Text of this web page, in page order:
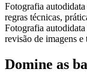
Fotografia
regras técnicas,
Fotografia
revisão de imagens e
Domine as